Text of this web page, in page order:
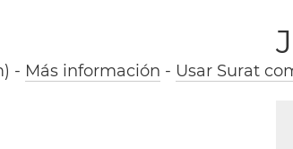
- Más información - Usar Surat